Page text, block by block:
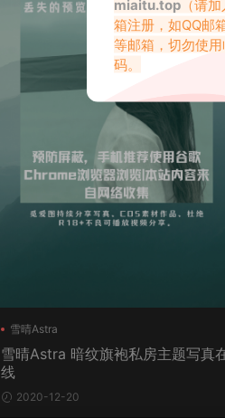
雪晴Astra
雪晴Astra 暗纹旗袍私房主题写真
线
2020-12-20
miaitu.top （请
箱注册，如QQ邮
等邮箱，切勿使
码。